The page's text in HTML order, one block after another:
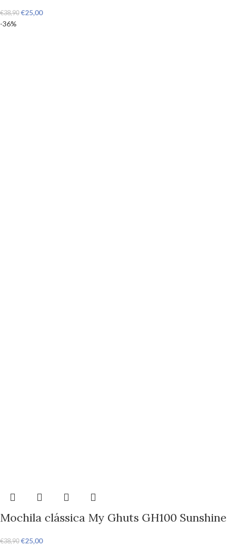
€38,90 €25,00
-36%
Mochila clássica My Ghuts GH100 Sunshine
€38,90 €25,00